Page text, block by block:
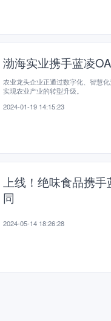
渤海实业携手蓝凌
农业龙头企业正通过数字化、智慧
实现农业产业的转型升级。
2024-01-19 14:15:23
上线！绝味食品携
同
2024-05-14 18:26:28